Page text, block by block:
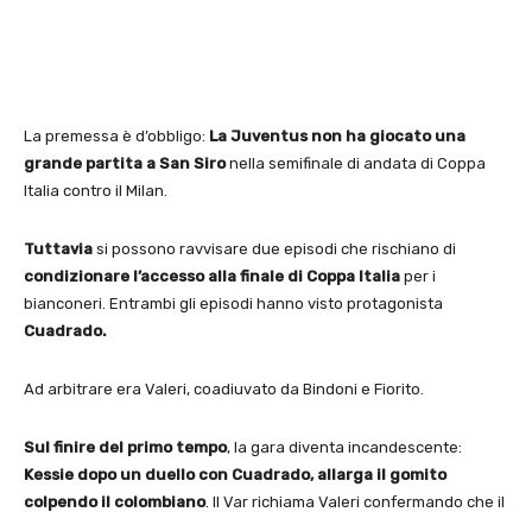
La premessa è d’obbligo: La Juventus non ha giocato una
grande partita a San Sironella semifinale di andata di Coppa
Italia contro il Milan.
Tuttavia si possono ravvisare due episodi che rischiano di
condizionare l’accesso alla finale di Coppa Italia per i
bianconeri. Entrambi gli episodi hanno visto protagonista
Cuadrado.
Ad arbitrare era Valeri, coadiuvato da Bindoni e Fiorito.
Sul finire del primo tempo, la gara diventa incandescente:
Kessie dopo un duello con Cuadrado, allarga il gomito
colpendo il colombiano. Il Var richiama Valeri confermando che il